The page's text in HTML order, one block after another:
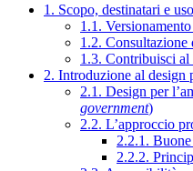
1. Scopo, destinatari e
1.1.
1.2. Consultazione
1.3. Contribuisci al
2. Introduzione al
2.1. Design per
government)
2.2. L’approccio
2.2.1.
2.2.2.